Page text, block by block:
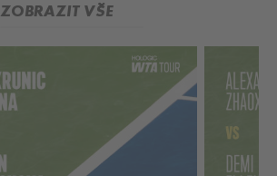
ZOBRAZIT VŠE